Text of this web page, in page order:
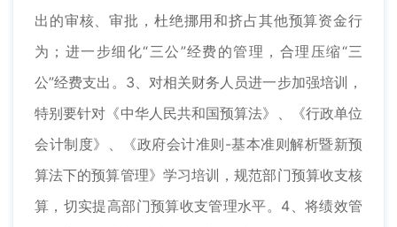
出的审核、审批，杜绝挪用和挤占其他预算资金行
为；进一步细化“三公”经费的管理，合理压缩“三
公”经费支出。3、对相关财务人员进一步加强培训，
特别要针对《中华人民共和国预算法》、《行政单位
会计制度》、《政府会计准则-基本准则解析暨新预
算法下的预算管理》学习培训，规范部门预算收支核
算，切实提高部门预算收支管理水平。4、将绩效管